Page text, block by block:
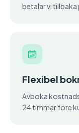
betalar vi tillbaka
Flexibel
Avboka
24 timmar före